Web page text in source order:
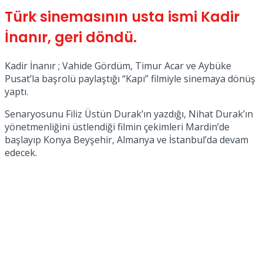
No Result
Türk sinemasının usta ismi Kadir
İnanır, geri döndü.
Kadir İnanır ; Vahide Gördüm, Timur Acar ve Aybüke
Pusat’la başrolü paylaştığı “Kapı” filmiyle sinemaya dönüş
yaptı.
Senaryosunu Filiz Üstün Durak’ın yazdığı, Nihat Durak’ın
yönetmenliğini üstlendiği filmin çekimleri Mardin’de
başlayıp Konya Beyşehir, Almanya ve İstanbul’da devam
edecek.